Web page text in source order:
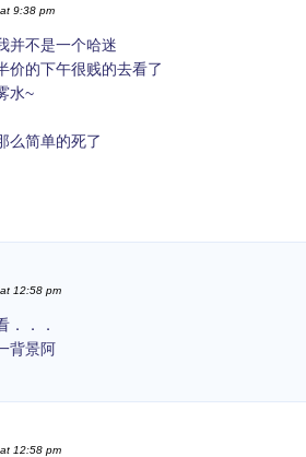
9:38 pm
并不是一个哈迷
价的下午很贱的去看了
水~
么简单的死了
12:58 pm
．．
背景阿
12:58 pm